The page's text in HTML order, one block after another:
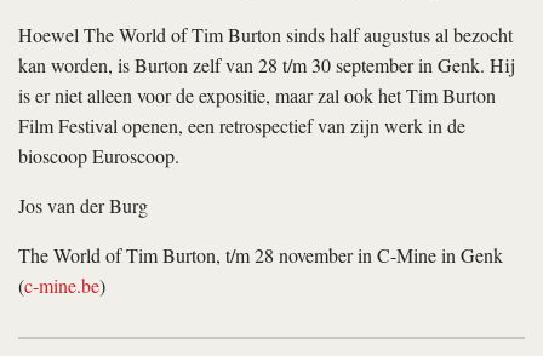
Hoewel The World of Tim Burton sinds half augustus al bezocht
kan worden, is Burton zelf van 28 t/m 30 september in Genk. Hij
is er niet alleen voor de expositie, maar zal ook het Tim Burton
Film Festival openen, een retrospectief van zijn werk in de
bioscoop Euroscoop.
Jos van der Burg
The World of Tim Burton, t/m 28 november in C-Mine in Genk
(c-mine.be)